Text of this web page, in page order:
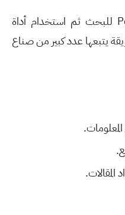
للبحث ثم استخدام أداة
يتبعها عدد كبير من صناع
.
.
المقالات.